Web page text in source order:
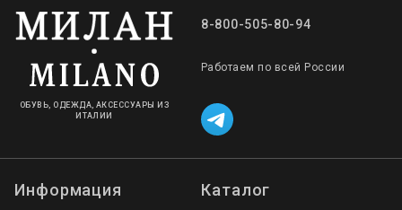
ОБУВЬ, ОДЕЖДА, АКСЕССУАРЫ ИЗ
ИТАЛИИ
8-800-505-80-94
Работаем по всей России
Информация Каталог